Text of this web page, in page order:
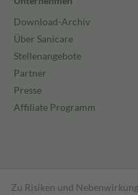
Download-Archiv
Über Sanicare
Stellenangebote
Partner
Presse
Affiliate Programm
Zu Risiken und